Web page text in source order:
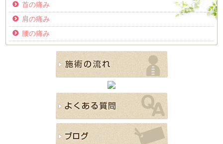
首の痛み
肩の痛み
腰の痛み